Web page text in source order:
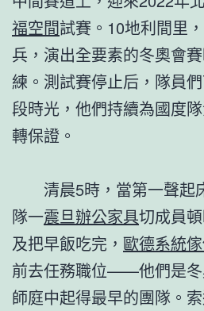
福空間試賽。10地利間里
兵，演出全要素的冬奧會
練。測試賽停止后，隊員
段時光，他們持續為國度
轉保證。
清晨5時，當第一聲起
隊一震旦辦公家具切成員
及把早飯吃完， 歐德系統
前去任務職位——他們是冬
師庭中起得最早的團隊。